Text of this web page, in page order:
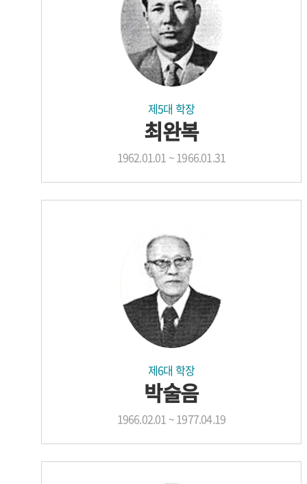
제5대 학장
최완복
1962.01.01 ~ 1966.01.31
제6대 학장
박술음
1966.02.01 ~ 1977.04.19